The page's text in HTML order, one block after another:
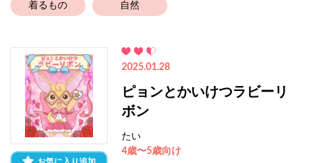
着るもの 自然
2025.01.28
ピョンとかいけつラビーリ
ボン
たい
4歳〜5歳向け